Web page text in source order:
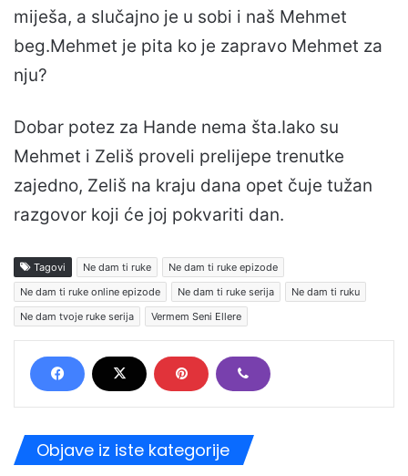
miješa, a slučajno je u sobi i naš Mehmet
beg.Mehmet je pita ko je zapravo Mehmet za
nju?
Dobar potez za Hande nema šta.Iako su
Mehmet i Zeliš proveli prelijepe trenutke
zajedno, Zeliš na kraju dana opet čuje tužan
razgovor koji će joj pokvariti dan.
Tagovi Ne dam ti ruke
Ne dam ti ruke epizode
Ne dam ti ruke online epizode
Ne dam ti ruke serija
Ne dam ti ruku
Ne dam tvoje ruke serija
Vermem Seni Ellere
Objave iz iste kategorije